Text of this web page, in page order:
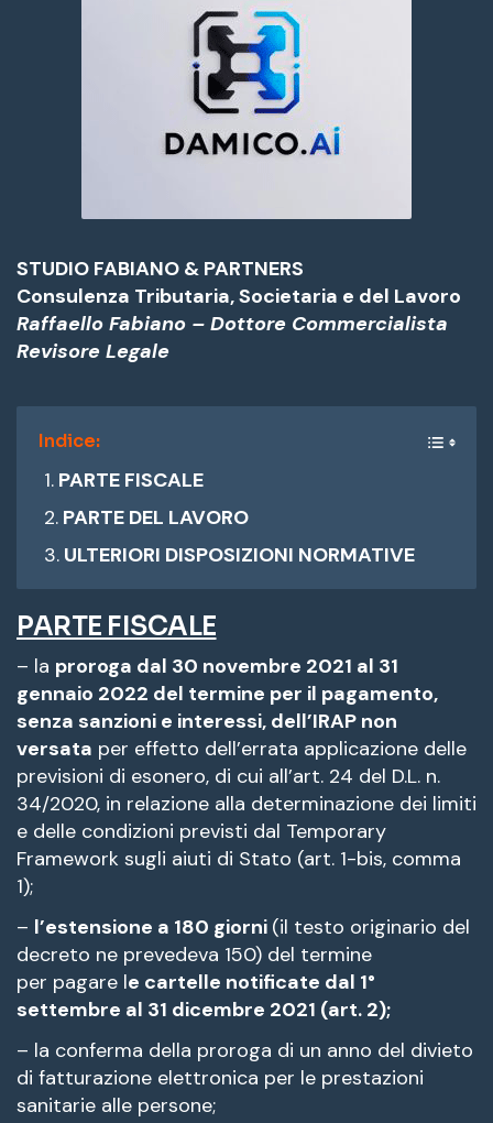
STUDIO FABIANO & PARTNERS
Consulenza Tributaria, Societaria e del Lavoro
Raffaello Fabiano – Dottore Commercialista
Revisore Legale
Indice:
PARTE FISCALE
PARTE DEL LAVORO
ULTERIORI DISPOSIZIONI NORMATIVE
PARTE FISCALE
– la proroga dal 30 novembre 2021 al 31
gennaio 2022 del termine per il pagamento,
senza sanzioni e interessi, dell’IRAP non
versata per effetto dell’errata applicazione delle
previsioni di esonero, di cui all’art. 24 del D.L. n.
34/2020, in relazione alla determinazione dei limiti
e delle condizioni previsti dal Temporary
Framework sugli aiuti di Stato (art. 1-bis, comma
1);
– l’estensione a 180 giorni (il testo originario del
decreto ne prevedeva 150) del termine
per pagare le cartelle notificate dal 1°
settembre al 31 dicembre 2021 (art. 2);
– la conferma della proroga di un anno del divieto
di fatturazione elettronica per le prestazioni
sanitarie alle persone;